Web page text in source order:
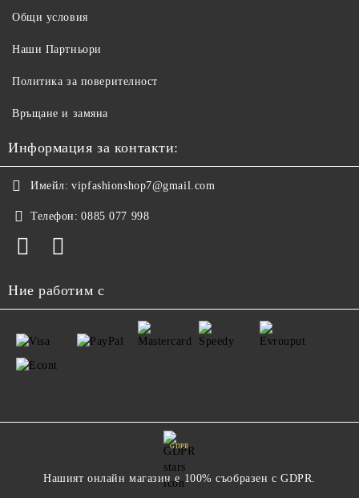
Общи условия
Наши Партньори
Политика за поверителност
Връщане и замяна
Информация за контакти:
Имейл: vipfashionshop7@gmail.com
Телефон: 0885 077 998
Ние работим с
GDPR
Нашият онлайн магазин е 100% съобразен с GDPR.